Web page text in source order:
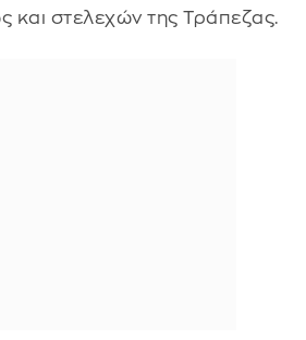
και στελεχών της Τράπεζας.